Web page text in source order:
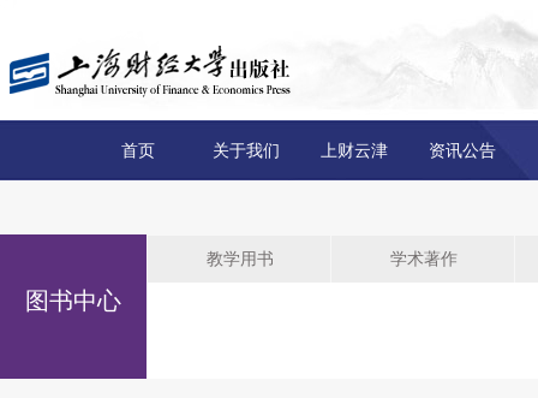
首页 关于我们 上财云津 资讯公告
图书中心
教学用书 学术著作